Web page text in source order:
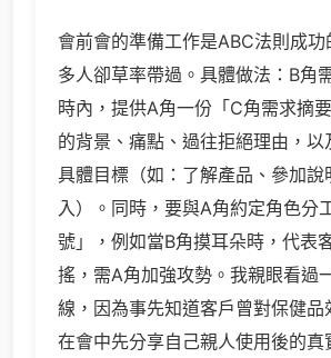
會前會的準備工作是ABC法則成
多人卻草率帶過。具體做法：B角
時內，提供A角一份「C角需求摘
的背景、痛點、過往拒絕理由，以
具體目標（如：了解產品、參加說
入）。同時，要與A角約定角色分
號」，例如當B角摸耳朵時，代表
搖，需A角加強攻勢。我親眼看過
線，因為事先知道客戶曾對保健品
在會中先分享自己親人使用後的真